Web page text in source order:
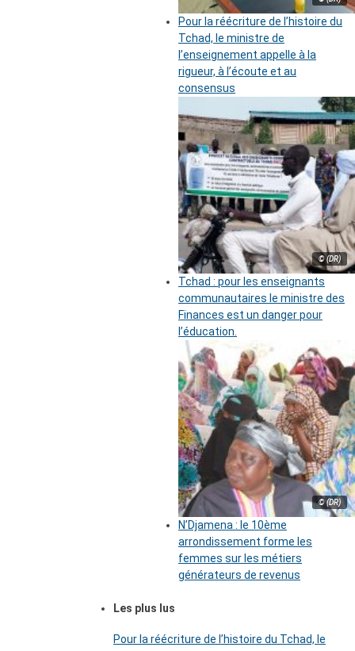
Pour la réécriture de l’histoire du
Tchad, le ministre de
l’enseignement appelle à la
rigueur, à l’écoute et au
consensus
© (DR)
Tchad : pour les enseignants
communautaires le ministre des
Finances est un danger pour
l’éducation.
© (DR)
N’Djamena : le 10ème
arrondissement forme les
femmes sur les métiers
générateurs de revenus
Les plus lus
Pour la réécriture de l’histoire du Tchad, le